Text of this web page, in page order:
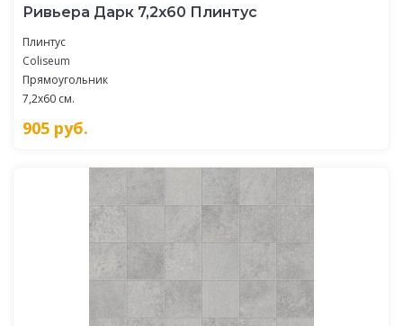
Ривьера Дарк 7,2x60 Плинтус
Плинтус
Coliseum
Прямоугольник
7,2x60 см.
905 руб.